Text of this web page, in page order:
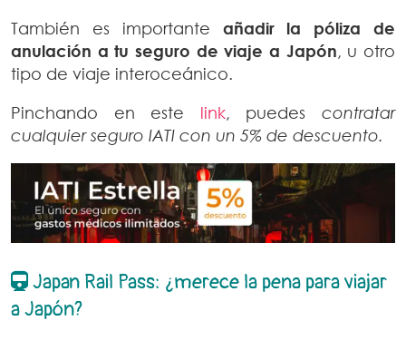
También es importante añadir la póliza de
anulación a tu seguro de viaje a Japón, u otro
tipo de viaje interoceánico.
Pinchando en este link, puedescontratar
cualquier seguro IATI con un 5% de descuento.
Japan Rail Pass: ¿merece la pena para viajar
a Japón?